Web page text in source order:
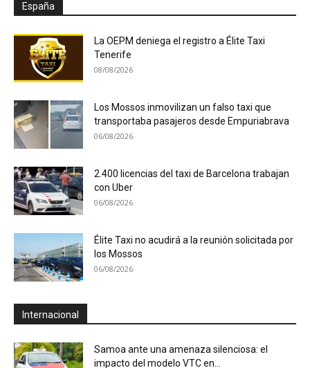
España
La OEPM deniega el registro a Élite Taxi
Tenerife
08/08/2026
Los Mossos inmovilizan un falso taxi que
transportaba pasajeros desde Empuriabrava
06/08/2026
2.400 licencias del taxi de Barcelona trabajan
con Uber
06/08/2026
Élite Taxi no acudirá a la reunión solicitada por
los Mossos
06/08/2026
Internacional
Samoa ante una amenaza silenciosa: el
impacto del modelo VTC en...